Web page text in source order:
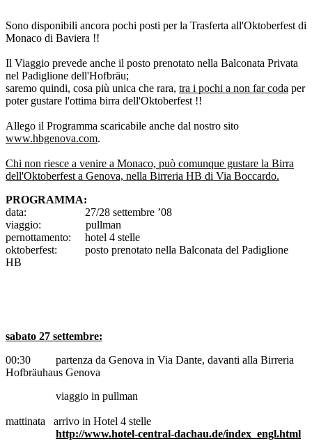
Sono disponibili ancora pochi posti per la Trasferta all'Oktoberfest di
Monaco di Baviera !!
Il Viaggio prevede anche il posto prenotato nella Balconata Privata
nel Padiglione dell'Hofbräu;
saremo quindi, cosa più unica che rara, tra i pochi a non far coda per
poter gustare l'ottima birra dell'Oktoberfest !!
Allego il Programma scaricabile anche dal nostro sito
www.hbgenova.com.
Chi non riesce a venire a Monaco, può comunque gustare la Birra
dell'Oktoberfest a Genova, nella Birreria HB di Via Boccardo.
PROGRAMMA:
data: 27/28 settembre ’08
viaggio: pullman
pernottamento: hotel 4 stelle
oktoberfest: posto prenotato nella Balconata del Padiglione
HB
sabato 27 settembre:
00:30 partenza da Genova in Via Dante, davanti alla Birreria
Hofbräuhaus Genova
viaggio in pullman
mattinata arrivo in Hotel 4 stelle
http://www.hotel-central-dachau.de/index_engl.html